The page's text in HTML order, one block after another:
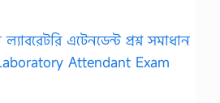
এটেনডেন্ট প্রশ্ন সমাধান
Attendant Exam